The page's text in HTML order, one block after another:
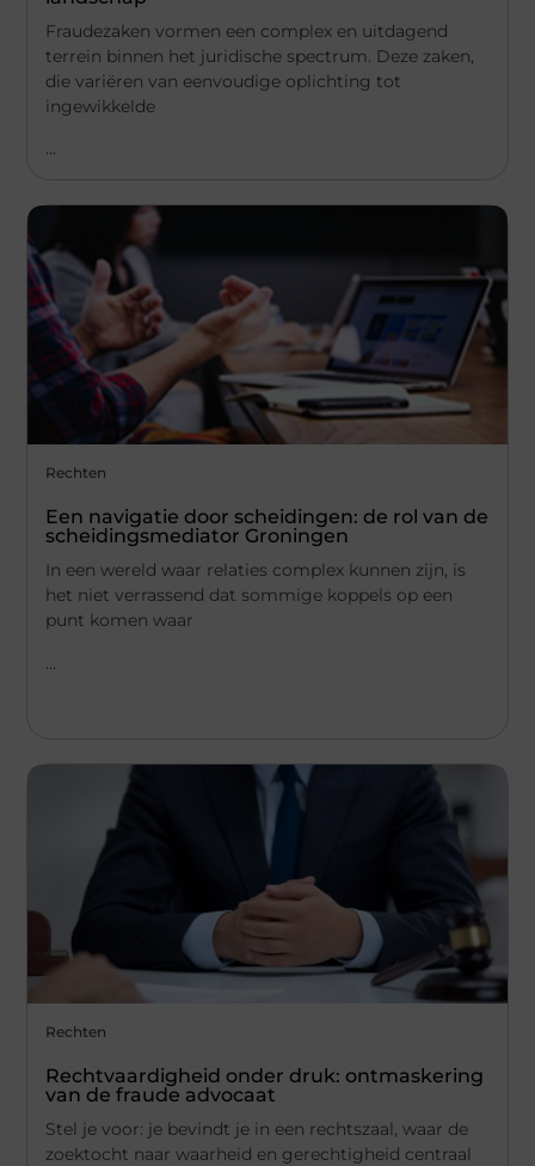
Fraudezaken vormen een complex en uitdagend
terrein binnen het juridische spectrum. Deze zaken,
die variëren van eenvoudige oplichting tot
ingewikkelde
...
Rechten
Een navigatie door scheidingen: de rol van de
scheidingsmediator Groningen
In een wereld waar relaties complex kunnen zijn, is
het niet verrassend dat sommige koppels op een
punt komen waar
...
Rechten
Rechtvaardigheid onder druk: ontmaskering
van de fraude advocaat
Stel je voor: je bevindt je in een rechtszaal, waar de
zoektocht naar waarheid en gerechtigheid centraal